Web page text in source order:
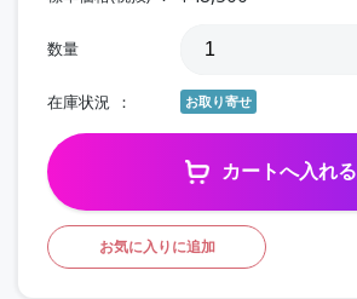
数量
在庫状況 お取り寄せ
カートへ入れる
お気に入りに追加